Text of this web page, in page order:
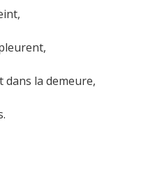
la demeure,